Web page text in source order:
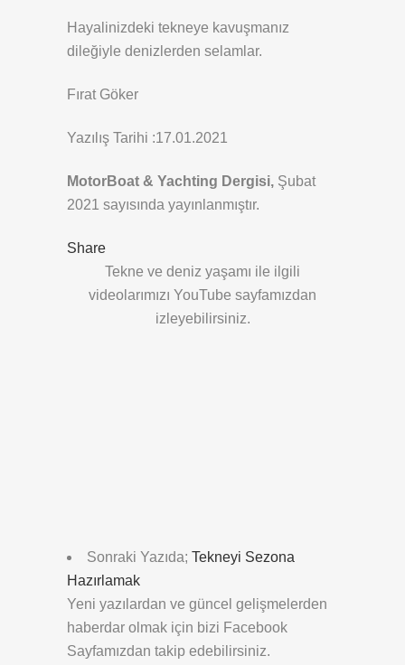
Hayalinizdeki tekneye kavuşmanız
dileğiyle denizlerden selamlar.
Fırat Göker
Yazılış Tarihi :17.01.2021
MotorBoat & Yachting Dergisi, Şubat
2021 sayısında yayınlanmıştır.
Share
Tekne ve deniz yaşamı ile ilgili
videolarımızı YouTube sayfamızdan
izleyebilirsiniz.
Sonraki Yazıda; Tekneyi Sezona
Hazırlamak
Yeni yazılardan ve güncel gelişmelerden
haberdar olmak için bizi Facebook
Sayfamızdan takip edebilirsiniz.